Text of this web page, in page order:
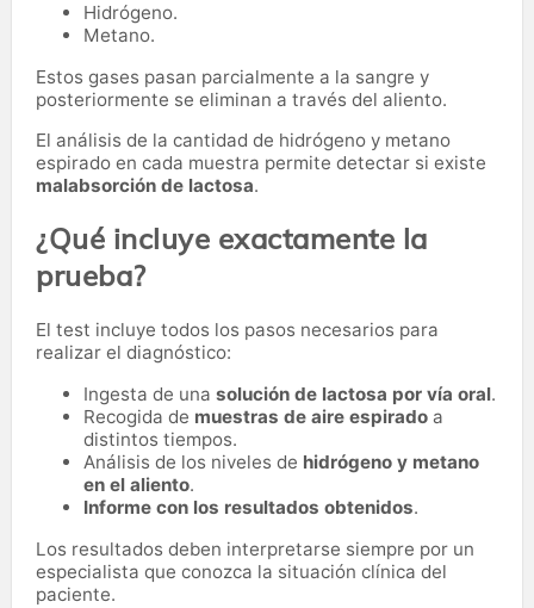
Hidrógeno.
Metano.
Estos gases pasan parcialmente a la sangre y
posteriormente se eliminan a través del aliento.
El análisis de la cantidad de hidrógeno y metano
espirado en cada muestra permite detectar si existe
malabsorción de lactosa.
¿Qué incluye exactamente la
prueba?
El test incluye todos los pasos necesarios para
realizar el diagnóstico:
Ingesta de una solución de lactosa por vía oral.
Recogida de muestras de aire espirado a
distintos tiempos.
Análisis de los niveles de hidrógeno y metano
en el aliento.
Informe con los resultados obtenidos.
Los resultados deben interpretarse siempre por un
especialista que conozca la situación clínica del
paciente.